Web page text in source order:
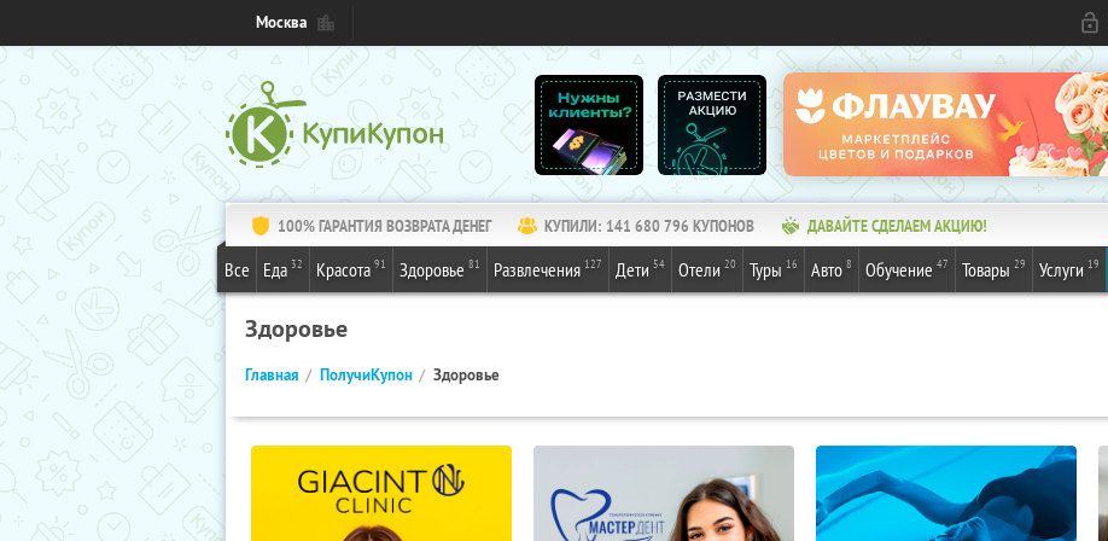
Москва
100% ГАРАНТИЯ ВОЗВРАТА ДЕНЕГ КУПИЛИ: 141 680 796 КУПОНОВ ДАВАЙТЕ СДЕЛАЕМ АКЦИЮ!
Все Еда 32 Красота 91 Здоровье 81 Развлечения 127 Дети 54 Отели 20 Туры 16 Авто 8 Обучение 47 Товары 29 Услуги 19
Здоровье
Главная ПолучиКупон Здоровье